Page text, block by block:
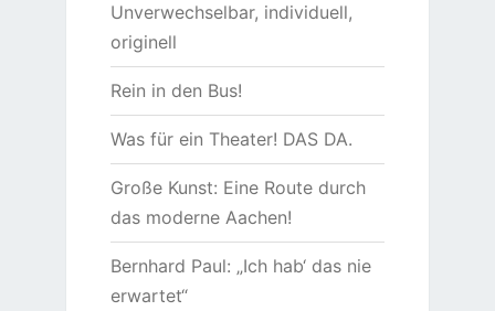
Unverwechselbar, individuell,
originell
Rein in den Bus!
Was für ein Theater! DAS DA.
Große Kunst: Eine Route durch
das moderne Aachen!
Bernhard Paul: „Ich hab‘ das nie
erwartet“